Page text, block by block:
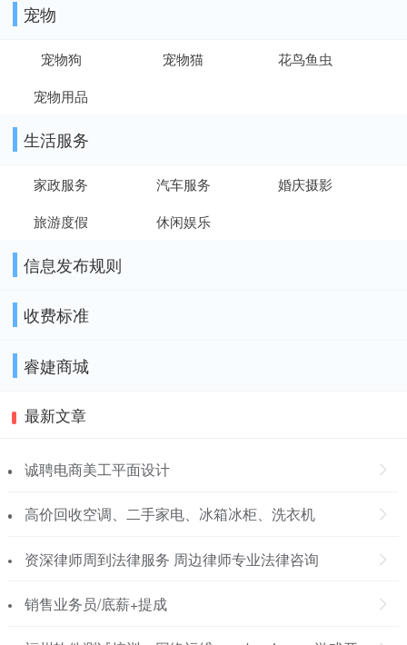
宠物
宠物狗 宠物猫
花鸟鱼虫
宠物用品
生活服务
家政服务 汽车服务
婚庆摄影
旅游度假
休闲娱乐
信息发布规则
收费标准
睿婕商城
最新文章
诚聘电商美工平面设计
高价回收空调、二手家电、冰箱冰柜、洗衣机
资深律师周到法律服务 周边律师专业法律咨询
销售业务员/底薪+提成